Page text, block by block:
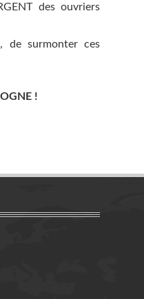
des ouvriers
de surmonter ces
!